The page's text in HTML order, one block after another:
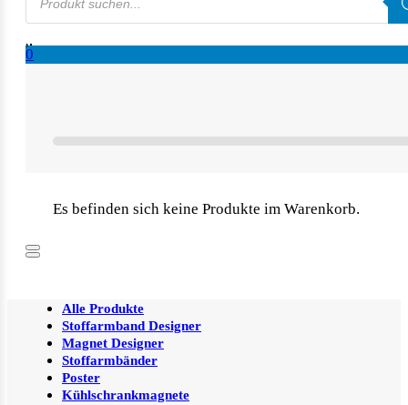
Products
search
0
Es befinden sich keine Produkte im Warenkorb.
Alle Produkte
Stoffarmband Designer
Magnet Designer
Stoffarmbänder
Poster
Kühlschrankmagnete